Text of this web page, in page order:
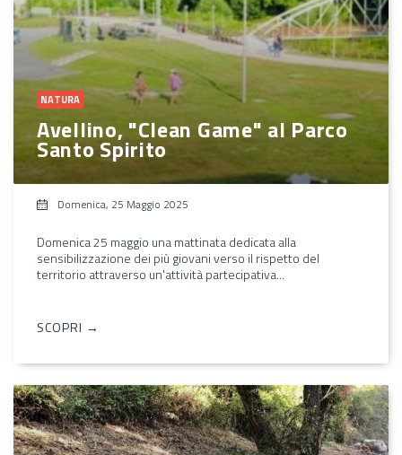
NATURA
Avellino, "Clean Game" al Parco
Santo Spirito
Domenica, 25 Maggio 2025
Domenica 25 maggio una mattinata dedicata alla
sensibilizzazione dei più giovani verso il rispetto del
territorio attraverso un'attività partecipativa...
SCOPRI →